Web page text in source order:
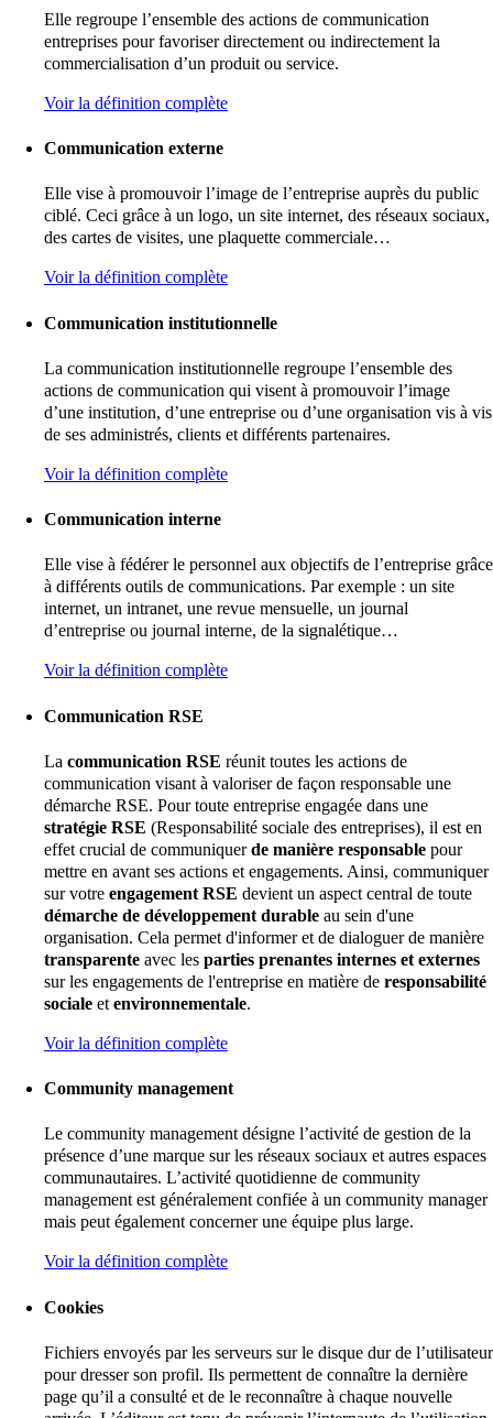
Elle regroupe l’ensemble des actions de communication
entreprises pour favoriser directement ou indirectement la
commercialisation d’un produit ou service.
Voir la définition complète
Communication externe
Elle vise à promouvoir l’image de l’entreprise auprès du public
ciblé. Ceci grâce à un logo, un site internet, des réseaux sociaux,
des cartes de visites, une plaquette commerciale…
Voir la définition complète
Communication institutionnelle
La communication institutionnelle regroupe l’ensemble des
actions de communication qui visent à promouvoir l’image
d’une institution, d’une entreprise ou d’une organisation vis à vis
de ses administrés, clients et différents partenaires.
Voir la définition complète
Communication interne
Elle vise à fédérer le personnel aux objectifs de l’entreprise grâce
à différents outils de communications. Par exemple : un site
internet, un intranet, une revue mensuelle, un journal
d’entreprise ou journal interne, de la signalétique…
Voir la définition complète
Communication RSE
La communication RSE réunit toutes les actions de
communication visant à valoriser de façon responsable une
démarche RSE. Pour toute entreprise engagée dans une
stratégie RSE (Responsabilité sociale des entreprises), il est en
effet crucial de communiquerde manière responsable pour
mettre en avant ses actions et engagements. Ainsi, communiquer
sur votre engagement RSE devient un aspect central de toute
démarche de développement durable au sein d'une
organisation. Cela permet d'informer et de dialoguer de manière
transparente avec les parties prenantes internes et externes
sur les engagements de l'entreprise en matière de responsabilité
sociale et environnementale.
Voir la définition complète
Community management
Le community management désigne l’activité de gestion de la
présence d’une marque sur les réseaux sociaux et autres espaces
communautaires. L’activité quotidienne de community
management est généralement confiée à un community manager
mais peut également concerner une équipe plus large.
Voir la définition complète
Cookies
Fichiers envoyés par les serveurs sur le disque dur de l’utilisateur
pour dresser son profil. Ils permettent de connaître la dernière
page qu’il a consulté et de le reconnaître à chaque nouvelle